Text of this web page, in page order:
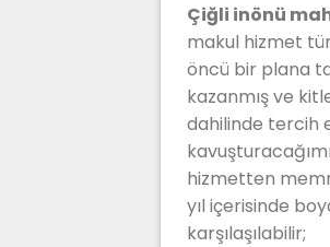
Çiğli inönü
makul hizmet
öncü bir plana
kazanmış ve
dahilinde tercih
hizmetten
yıl içerisinde
karşılaşılabilir;